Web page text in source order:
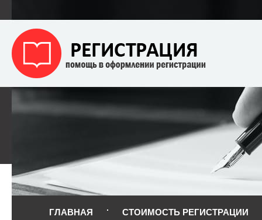
ГЛАВНАЯ СТОИМОСТЬ РЕГИСТРАЦИИ